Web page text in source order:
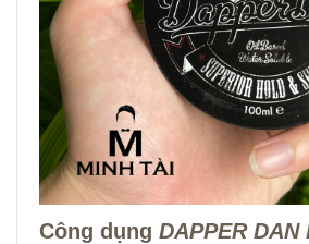
Công dụng DAPPER DAN